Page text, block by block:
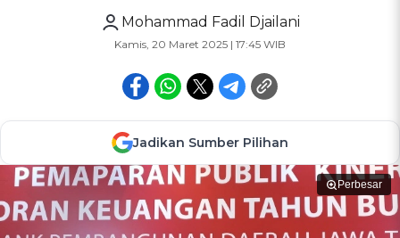
Mohammad Fadil Djailani
Kamis, 20 Maret 2025 | 17:45 WIB
Jadikan Sumber Pilihan
Perbesar